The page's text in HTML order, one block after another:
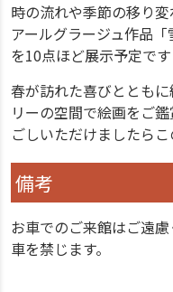
時の流れや季節の移り
アールグラージュ作品
を10点ほど展示予定です
春が訪れた喜びととも
リーの空間で絵画をご
ごしいただけましたら
備考
お車でのご来館はご遠
車を禁じます。